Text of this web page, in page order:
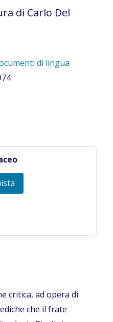
di Carlo Del
di lingua
critica, ad opera di
che il frate